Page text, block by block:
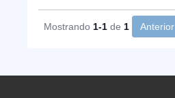
Mostrando 1-1 de 1 Anterior